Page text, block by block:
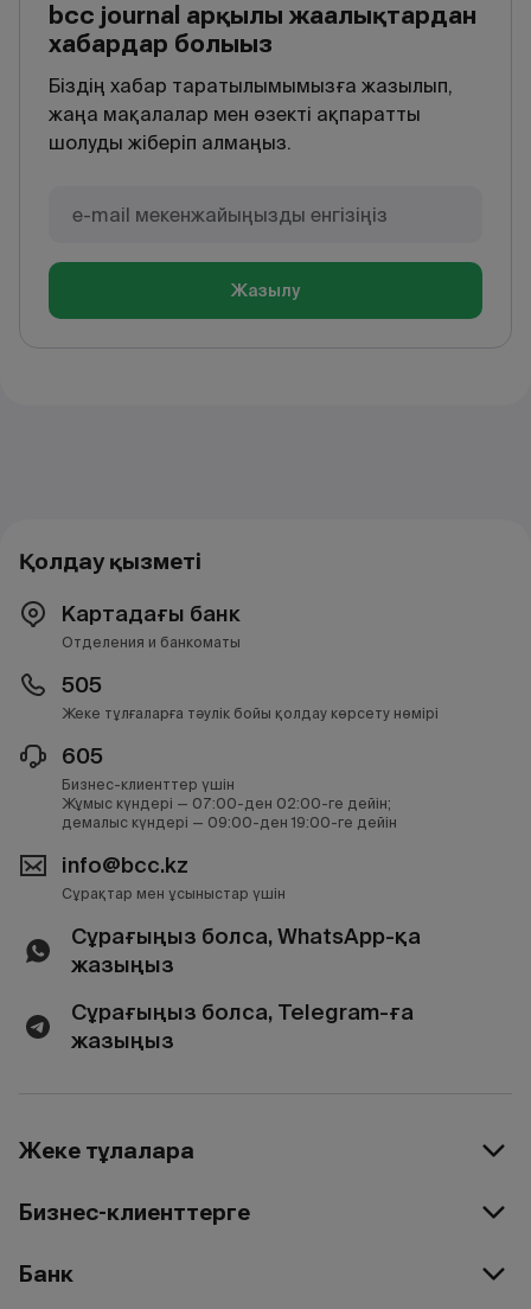
bcc journal арқылы жаңалықтардан
хабардар болыңыз
Біздің хабар таратылымымызға жазылып,
жаңа мақалалар мен өзекті ақпаратты
шолуды жіберіп алмаңыз.
Жазылу
Қолдау қызметі
Картадағы банк
Отделения и банкоматы
505
Жеке тұлғаларға тәулік бойы қолдау көрсету нөмірі
605
Бизнес-клиенттер үшін
Жұмыс күндері — 07:00-ден 02:00-ге дейін;
демалыс күндері — 09:00-ден 19:00-ге дейін
info@bcc.kz
Сұрақтар мен ұсыныстар үшін
Сұрағыңыз болса, WhatsApp-қа
жазыңыз
Сұрағыңыз болса, Telegram-ға
жазыңыз
Жеке тұлғаларға
Бизнес-клиенттерге
Банк